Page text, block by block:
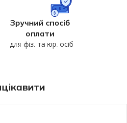
Зручний спосіб
оплати
для фіз. та юр. осіб